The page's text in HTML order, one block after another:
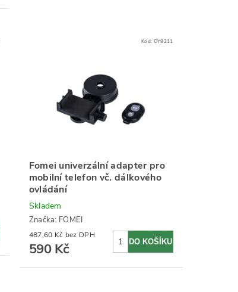
Kód: OY9211
Fomei univerzální adapter pro
mobilní telefon vč. dálkového
ovládání
Skladem
Značka: FOMEI
487,60 Kč bez DPH
590 Kč